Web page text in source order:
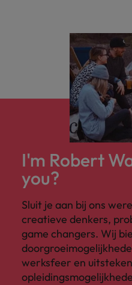
I'm Robert
you?
Sluit je aan bij ons
creatieve denkers,
game changers. Wij
werksfeer en